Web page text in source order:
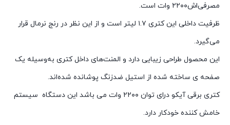
مصرفی‌اش۲۲۰۰ وات است.
ظرفیت داخلی این کتری ۱.۷ لیتر است و از این نظر در رنج نرمال قرار
می‌گیرد.
این محصول طراحی زیبایی دارد و المنت‌های داخل کتری به‌وسیله یک
صفحه ی ساخته شده از استیل ضدزنگ پوشانده شده‌اند.
کتری برقی آیکو درای توان ۲۲۰۰ وات می باشد این دستگاه سیستم
خامش کننده خودکار دارد.